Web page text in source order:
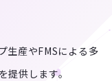
生産やFMSによる多
供します。